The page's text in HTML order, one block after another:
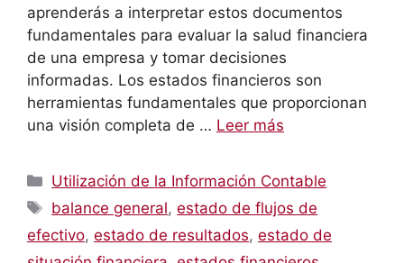
aprenderás a interpretar estos documentos
fundamentales para evaluar la salud financiera
de una empresa y tomar decisiones
informadas. Los estados financieros son
herramientas fundamentales que proporcionan
una visión completa de … Leer más
Categorías
Utilización de la Información Contable
Etiquetas
balance general,estado de flujos de
efectivo, estado de resultados, estado de